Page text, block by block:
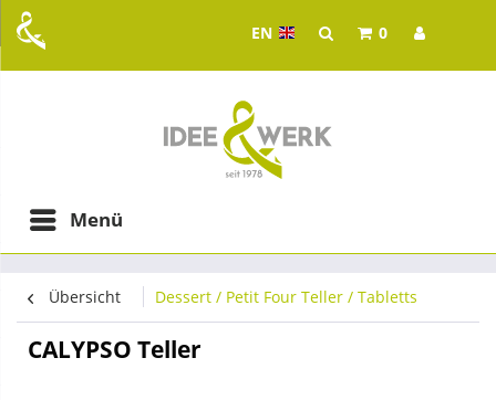
EN Idee & Werk - your
0
Menü
Übersicht Dessert / Petit Four Teller / Tabletts
in Graz
CALYPSO Teller